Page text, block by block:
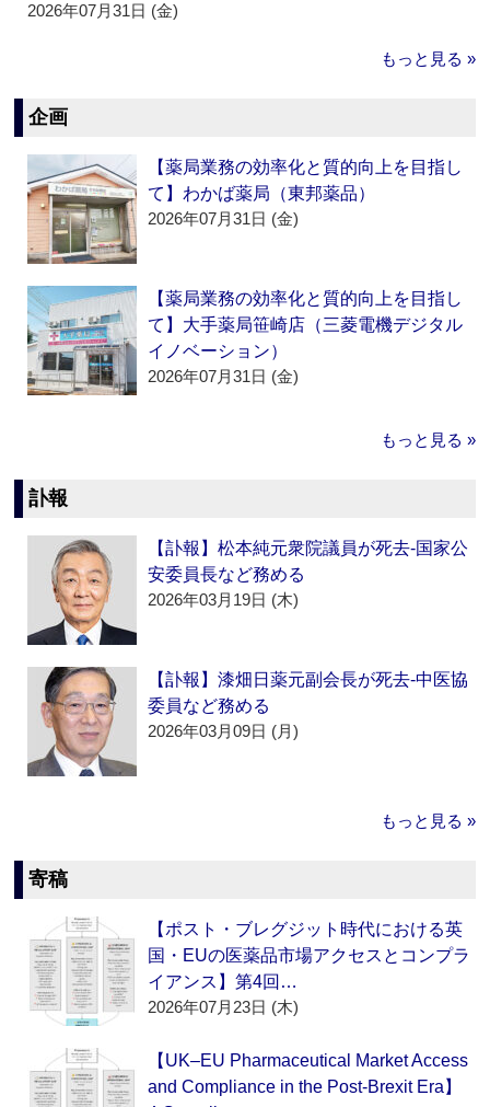
2026年07月31日 (金)
もっと見る »
企画
【薬局業務の効率化と質的向上を目指し
て】わかば薬局（東邦薬品）
2026年07月31日 (金)
【薬局業務の効率化と質的向上を目指し
て】大手薬局笹崎店（三菱電機デジタル
イノベーション）
2026年07月31日 (金)
もっと見る »
訃報
【訃報】松本純元衆院議員が死去‐国家公
安委員長など務める
2026年03月19日 (木)
【訃報】漆畑日薬元副会長が死去‐中医協
委員など務める
2026年03月09日 (月)
もっと見る »
寄稿
【ポスト・ブレグジット時代における英
国・EUの医薬品市場アクセスとコンプラ
イアンス】第4回…
2026年07月23日 (木)
【UK–EU Pharmaceutical Market Access
and Compliance in the Post-Brexit Era】